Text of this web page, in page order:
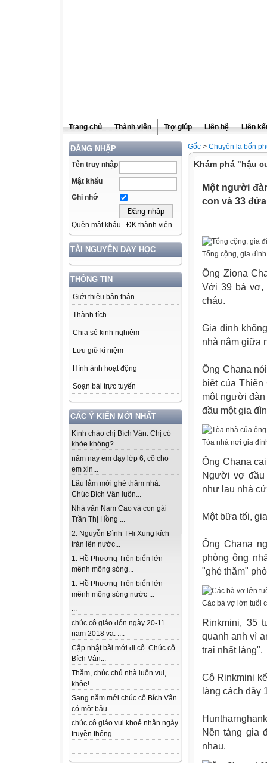
Trang chủ Thành viên Trợ giúp Liên hệ Liên
ĐĂNG NHẬP
Tên truy nhập
Mật khẩu
Ghi nhớ
Quên mật khẩu ĐK thành viên
TÀI NGUYÊN DẠY HỌC
THÔNG TIN
Giới thiệu bản thân
Thành tích
Chia sẻ kinh nghiệm
Lưu giữ kỉ niệm
Hình ảnh hoạt động
Soạn bài trực tuyến
CÁC Ý KIẾN MỚI NHẤT
Kính chào chị Bích Vân. Chị có
khỏe không?...
năm nay em dạy lớp 6, cô cho
em xin...
Lâu lắm mới ghé thăm nhà.
Chúc Bích Vân luôn...
Nhà văn Nam Cao và con gái
Trần Thị Hồng ...
2. Nguyễn Đình THi Xung kích
tràn lên nước...
1. Hồ Phương Trên biển lớn
mênh mông sóng...
1. Hồ Phương Trên biển lớn
mênh mông sóng nước ...
...
chúc cô giáo đón ngày 20-11
nam 2018 va. ....
Cập nhật bài mới đi cô. Chúc cô
Bích Vân...
Thăm, chúc chủ nhà luôn vui,
khỏe!...
Sang năm mới chúc cô Bích Vân
có một bầu...
chúc cô giáo vui khoẻ nhân ngày
truyền thống...
...
Gốc > Chuyện lạ bốn
Khám phá "hậu
Một người
con và 33
Tổng cộng, gia
Ông Ziona
Với 39 bà vợ,
cháu.
Gia đình
nhà nằm giữa
Ông Chana
biệt của
một người
đầu một gia
Tòa nhà nơi gia
Ông Chana
Người vợ đầu
như lau nhà
Một bữa tối,
Ông Chana
phòng ông
"ghé thăm"
Các bà vợ lớn tuổi
Rinkmini, 35
quanh anh vì
trai nhất làng".
Cô Rinkmini
làng cách đây
Nền tảng gia
nhau.